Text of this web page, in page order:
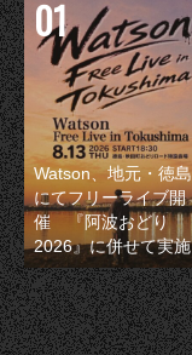
Watson、地元・徳島
にてフリーライブ開
催 『阿波おどり
2026』に併せて実施